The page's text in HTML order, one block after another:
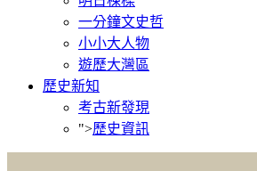
一分鐘文史哲
小小大人物
遊歷大灣區
歷史新知
考古新發現
">歷史資訊